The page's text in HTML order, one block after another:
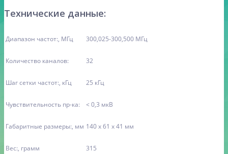
Технические данные:
Диапазон частот:, МГц 300,025-300,500 МГц
Количество каналов: 32
Шаг сетки частот:, кГц 25 кГц
Чувствительность пр-ка: < 0,3 мкВ
Габаритные размеры:, мм 140 х 61 х 41 мм
Вес:, грамм 315